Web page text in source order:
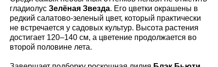
гладиолус Зелёная Звезда. Его цветки окрашены в
редкий салатово-зеленый цвет, который практически
не встречается у садовых культур. Высота растения
достигает 120–140 см, а цветение продолжается во
второй половине лета.